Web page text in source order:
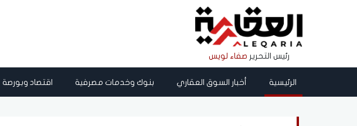
رئيس التحرير صفاء لويس
الرئيسية أخبار السوق العقاري بنوك وخدمات مصرفية اقتصاد وبورصة